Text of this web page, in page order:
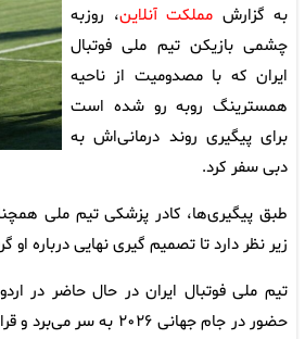
به گزارش مملکت آنلاین، روزبه
چشمی بازیکن تیم ملی فوتبال
ایران که با مصدومیت از ناحیه
همسترینگ روبه رو شده است
برای پیگیری روند درمانی‌اش به
دبی سفر کرد.
طبق پیگیری‌ها، کادر پزشکی تیم ملی
زیر نظر دارد تا تصمیم گیری نهایی درباره او
تیم ملی فوتبال ایران در حال حاضر در
حضور در جام جهانی ۲۰۲۶